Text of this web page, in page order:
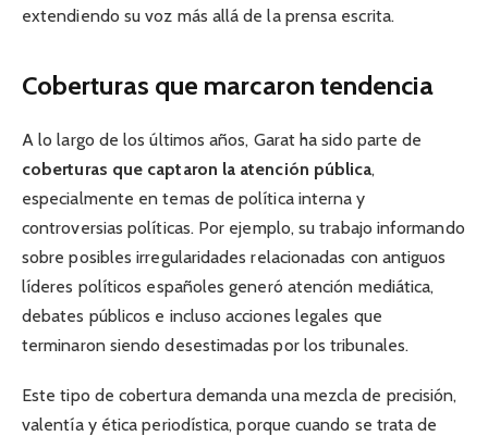
extendiendo su voz más allá de la prensa escrita.
Coberturas que marcaron tendencia
A lo largo de los últimos años, Garat ha sido parte de
coberturas que captaron la atención pública,
especialmente en temas de política interna y
controversias políticas. Por ejemplo, su trabajo informando
sobre posibles irregularidades relacionadas con antiguos
líderes políticos españoles generó atención mediática,
debates públicos e incluso acciones legales que
terminaron siendo desestimadas por los tribunales.
Este tipo de cobertura demanda una mezcla de precisión,
valentía y ética periodística, porque cuando se trata de